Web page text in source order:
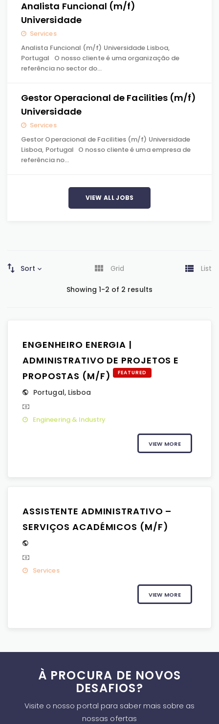
Analista Funcional (m/f)
Universidade
Services
Analista Funcional (m/f) Universidade Lisboa,
Portugal O nosso cliente é uma organização de
referência no sector do…
Gestor Operacional de Facilities (m/f)
Universidade
Services
Gestor Operacional de Facilities (m/f) Universidade
Lisboa, Portugal O nosso cliente é uma empresa de
referência no…
VIEW ALL JOBS
Sort Grid List
Showing 1-2 of 2 results
ENGENHEIRO ENERGIA |
ADMINISTRATIVO DE PROJETOS E
PROPOSTAS (M/F)
FEATURED
Portugal, Lisboa
Engineering & Industry
VIEW MORE
ASSISTENTE ADMINISTRATIVO –
SERVIÇOS ACADÉMICOS (M/F)
Services
VIEW MORE
À PROCURA DE NOVOS
DESAFIOS?
Visite o nosso portal para saber mais sobre as
nossas ofertas